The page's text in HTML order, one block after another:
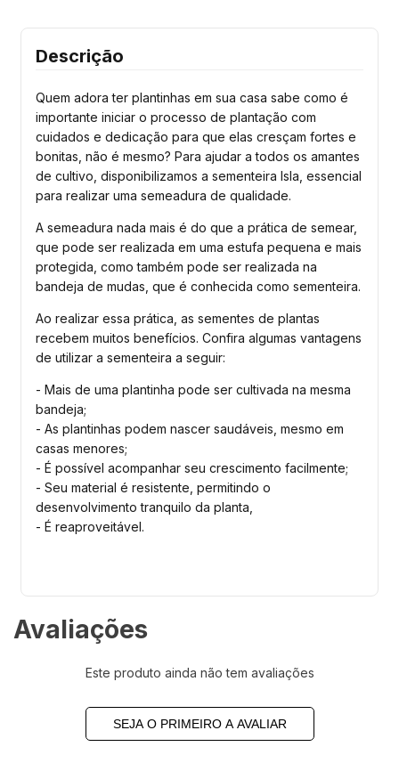
Descrição
Quem adora ter plantinhas em sua casa sabe como é
importante iniciar o processo de plantação com
cuidados e dedicação para que elas cresçam fortes e
bonitas, não é mesmo? Para ajudar a todos os amantes
de cultivo, disponibilizamos a sementeira Isla, essencial
para realizar uma semeadura de qualidade.
A semeadura nada mais é do que a prática de semear,
que pode ser realizada em uma estufa pequena e mais
protegida, como também pode ser realizada na
bandeja de mudas, que é conhecida como sementeira.
Ao realizar essa prática, as sementes de plantas
recebem muitos benefícios. Confira algumas vantagens
de utilizar a sementeira a seguir:
- Mais de uma plantinha pode ser cultivada na mesma
bandeja;
- As plantinhas podem nascer saudáveis, mesmo em
casas menores;
- É possível acompanhar seu crescimento facilmente;
- Seu material é resistente, permitindo o
desenvolvimento tranquilo da planta,
- É reaproveitável.
Avaliações
Este produto ainda não tem avaliações
SEJA O PRIMEIRO A AVALIAR